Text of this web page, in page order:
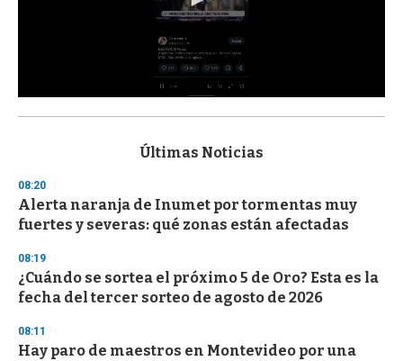
s
d
s
o
f
3
s
e
c
n
d
Últimas Noticias
08:20
Alerta naranja de Inumet por tormentas muy
fuertes y severas: qué zonas están afectadas
08:19
¿Cuándo se sortea el próximo 5 de Oro? Esta es la
fecha del tercer sorteo de agosto de 2026
08:11
Hay paro de maestros en Montevideo por una